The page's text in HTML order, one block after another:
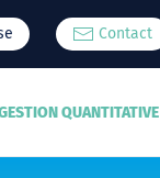
Contact
QUANTITATIVE